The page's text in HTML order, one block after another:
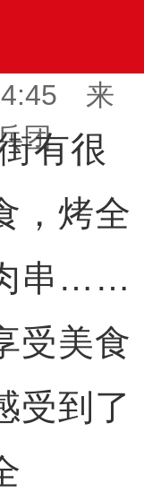
来
团
有很
，烤全
串……
受美食
受到了